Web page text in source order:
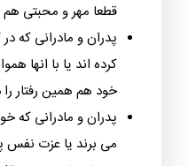
بروز جر و بحث و
اصلی نبود امنیت و
بین اعضای خانواده
فقدان حس امنیت و
وقتی حس امنیت بین
قطعا مهر و محبتی